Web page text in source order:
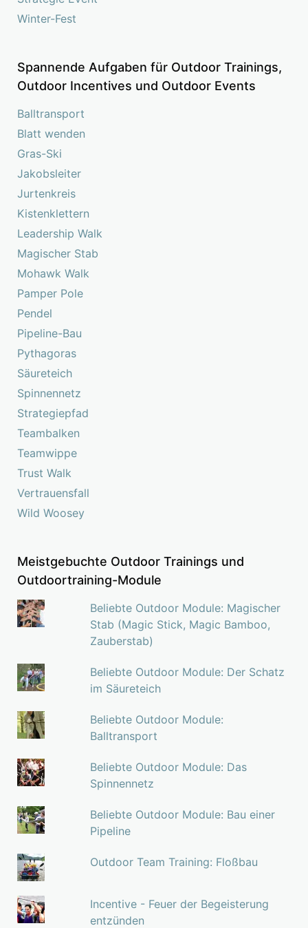
Winter-Fest
Spannende Aufgaben für Outdoor Trainings,
Outdoor Incentives und Outdoor Events
Balltransport
Blatt wenden
Gras-Ski
Jakobsleiter
Jurtenkreis
Kistenklettern
Leadership Walk
Magischer Stab
Mohawk Walk
Pamper Pole
Pendel
Pipeline-Bau
Pythagoras
Säureteich
Spinnennetz
Strategiepfad
Teambalken
Teamwippe
Trust Walk
Vertrauensfall
Wild Woosey
Meistgebuchte Outdoor Trainings und
Outdoortraining-Module
Beliebte Outdoor Module: Magischer
Stab (Magic Stick, Magic Bamboo,
Zauberstab)
Beliebte Outdoor Module: Der Schatz
im Säureteich
Beliebte Outdoor Module:
Balltransport
Beliebte Outdoor Module: Das
Spinnennetz
Beliebte Outdoor Module: Bau einer
Pipeline
Outdoor Team Training: Floßbau
Incentive - Feuer der Begeisterung
entzünden